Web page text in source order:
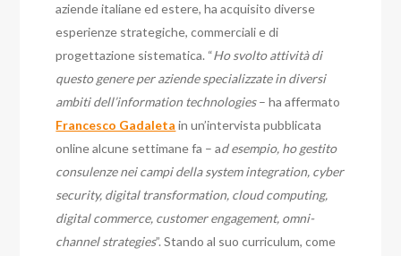
aziende italiane ed estere, ha acquisito diverse
esperienze strategiche, commerciali e di
progettazione sistematica. “Ho svolto attività di
questo genereper aziende specializzate in diversi
ambiti dell’information technologies– ha affermato
Francesco Gadaleta in un’intervista pubblicata
online alcune settimane fa – ad esempio, ho gestito
consulenze nei campi della system integration, cyber
security, digital transformation, cloud computing,
digital commerce, customer engagement, omni-
channel strategies”. Stando al suo curriculum, come